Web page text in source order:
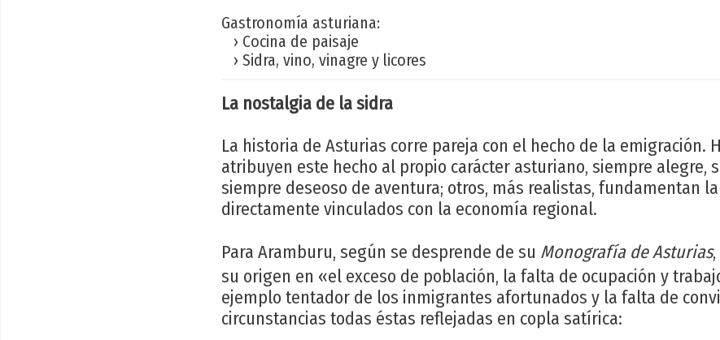
Gastronomía asturiana:
› Cocina de paisaje
› Sidra, vino, vinagre y licores
La nostalgia de la sidra
La historia de Asturias corre pareja con el hecho de la emigración.
atribuyen este hecho al propio carácter asturiano, siempre alegre,
siempre deseoso de aventura; otros, más realistas, fundamentan
directamente vinculados con la economía regional.
Para Aramburu, según se desprende de su Monografía de Asturias
su origen en «el exceso de población, la falta de ocupación y
ejemplo tentador de los inmigrantes afortunados y la falta de
circunstancias todas éstas reflejadas en copla satírica: